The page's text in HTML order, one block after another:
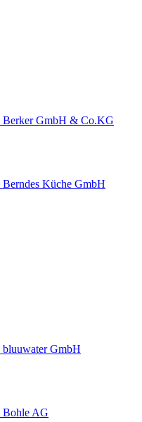
Berker GmbH & Co.KG
Berndes Küche GmbH
bluuwater GmbH
Bohle AG